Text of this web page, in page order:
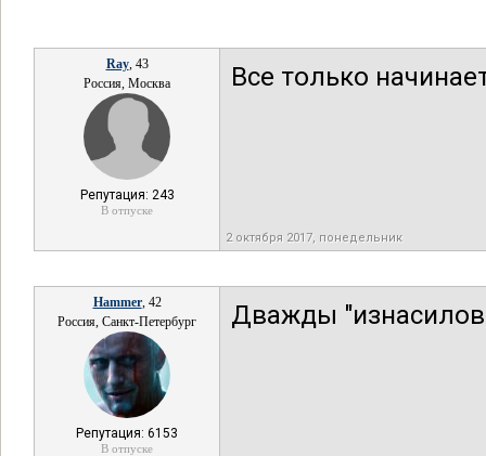
Ray, 43
Россия, Москва
Репутация: 243
В отпуске
Все только
2 октября 2017, понедельник
Hammer, 42
Россия, Санкт-Петербург
Репутация: 6153
В отпуске
Дважды